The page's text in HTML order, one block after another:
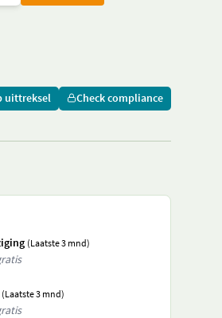
uittreksel Check compliance
(Laatste 3 mnd)
(Laatste 3 mnd)